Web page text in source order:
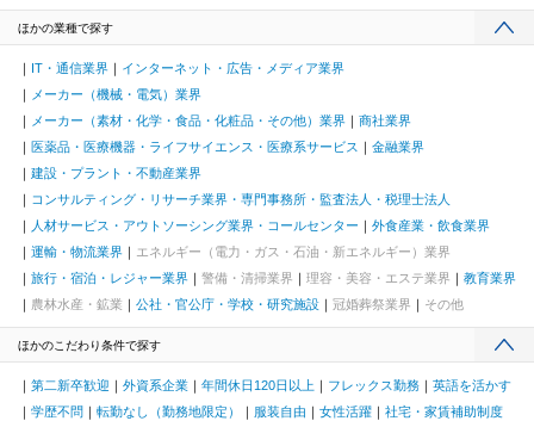
ほかの業種で探す
IT・通信業界
インターネット・広告・メディア業界
メーカー（機械・電気）業界
メーカー（素材・化学・食品・化粧品・その他）業界
商社業界
医薬品・医療機器・ライフサイエンス・医療系サービス
金融業界
建設・プラント・不動産業界
コンサルティング・リサーチ業界・専門事務所・監査法人・税理士法人
人材サービス・アウトソーシング業界・コールセンター
外食産業・飲食業界
運輸・物流業界
エネルギー（電力・ガス・石油・新エネルギー）業界
旅行・宿泊・レジャー業界
警備・清掃業界 理容・美容・エステ業界
教育業界
農林水産・鉱業
公社・官公庁・学校・研究施設 冠婚葬祭業界 その他
ほかのこだわり条件で探す
第二新卒歓迎 外資系企業 年間休日120日以上 フレックス勤務
英語を活かす
学歴不問
転勤なし（勤務地限定） 服装自由 女性活躍
社宅・家賃補助制度